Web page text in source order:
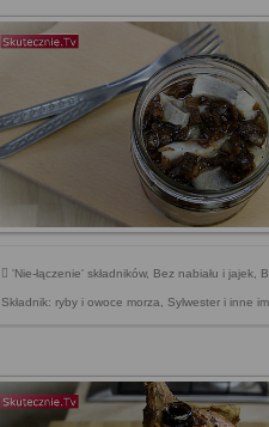
'Nie-łączenie' składników, Bez nabiału i jajek,
Składnik: ryby i owoce morza, Sylwester i inne